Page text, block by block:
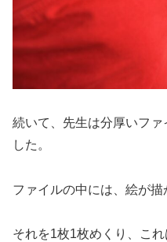
続いて、先生は分厚いフ
した。
ファイルの中には、絵が描
それを1枚1枚めくり、こ